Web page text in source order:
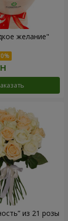
желание"
из 21 розы